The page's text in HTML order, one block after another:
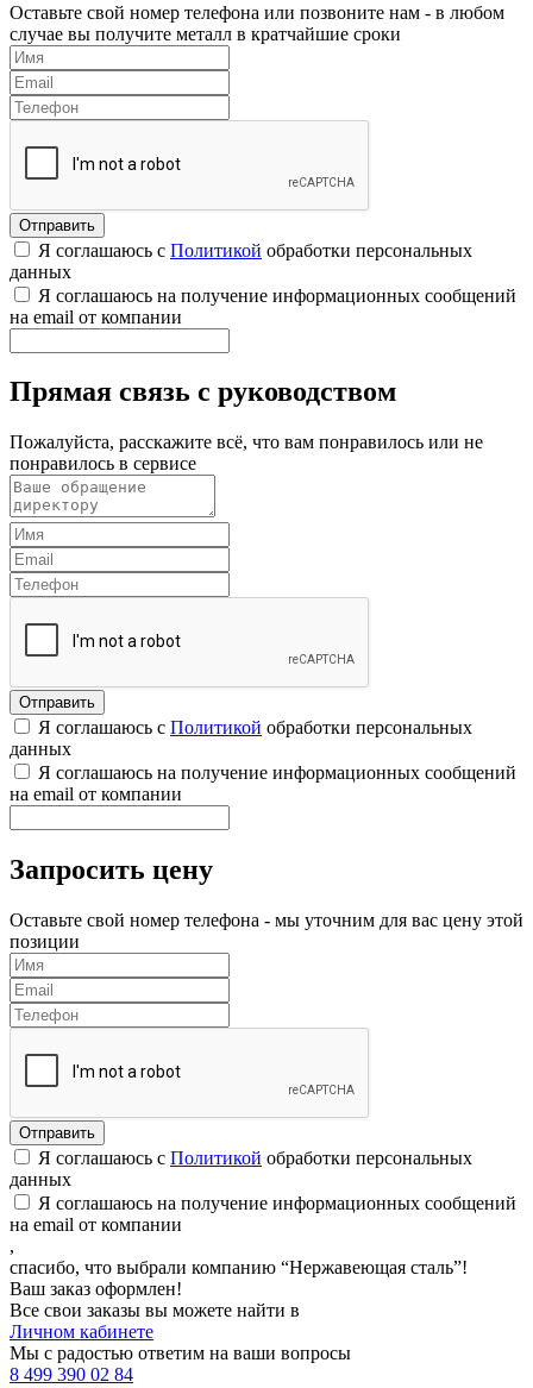
Оставьте свой номер телефона или позвоните нам - в любом
случае вы получите металл в кратчайшие сроки
Я соглашаюсь с Политикой обработки персональных
данных
Я соглашаюсь на получение информационных сообщений
на email от компании
Прямая связь с руководством
Пожалуйста, расскажите всё, что вам понравилось или не
понравилось в сервисе
Я соглашаюсь с Политикой обработки персональных
данных
Я соглашаюсь на получение информационных сообщений
на email от компании
Запросить цену
Оставьте свой номер телефона - мы уточним для вас цену этой
позиции
Я соглашаюсь с Политикой обработки персональных
данных
Я соглашаюсь на получение информационных сообщений
на email от компании
,
спасибо, что выбрали компанию “Нержавеющая сталь”!
Ваш заказ оформлен!
Все свои заказы вы можете найти в
Личном кабинете
Мы с радостью ответим на ваши вопросы
8 499 390 02 84